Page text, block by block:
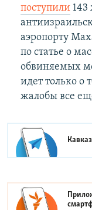
поступили143
аэропорту
по статье о
обвиняемых
идет только о
жалобы все